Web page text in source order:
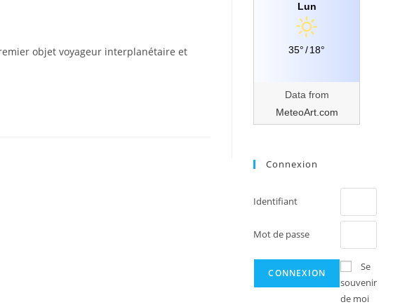
objet voyageur interplanétaire et
Lun
35°/18°
Data from
MeteoArt.com
Connexion
Identifiant
Mot de passe
Se
souvenir
de moi